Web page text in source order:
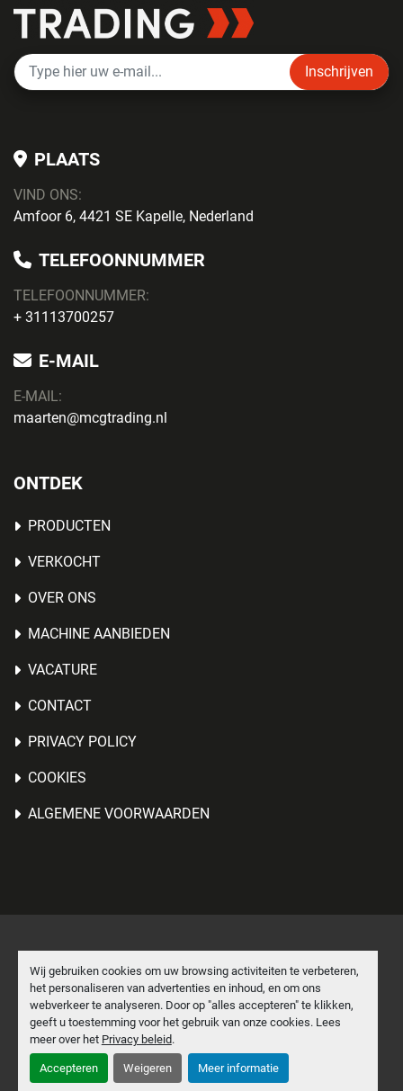
Wij gebruiken cookies om uw browsing activiteiten te verbeteren,
het personaliseren van advertenties en inhoud, en om ons
webverkeer te analyseren. Door op "alles accepteren" te klikken,
geeft u toestemming voor het gebruik van onze cookies. Lees
meer over het Privacy beleid.
Accepteren Weigeren Meer informatie
Inschrijven
PLAATS
VIND ONS:
Amfoor 6, 4421 SE Kapelle, Nederland
TELEFOONNUMMER
TELEFOONNUMMER:
+ 31113700257
E-MAIL
E-MAIL:
maarten@mcgtrading.nl
ONTDEK
PRODUCTEN
VERKOCHT
OVER ONS
MACHINE AANBIEDEN
VACATURE
CONTACT
PRIVACY POLICY
COOKIES
ALGEMENE VOORWAARDEN
Cookies beheren
Machinio Systemwebsite doorMachinio